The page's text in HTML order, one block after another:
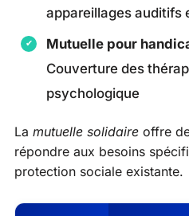
appareillages auditifs
Mutuelle pour
Couverture des
psychologique
La mutuelle solidaire offre
répondre aux besoins
protection sociale existante.